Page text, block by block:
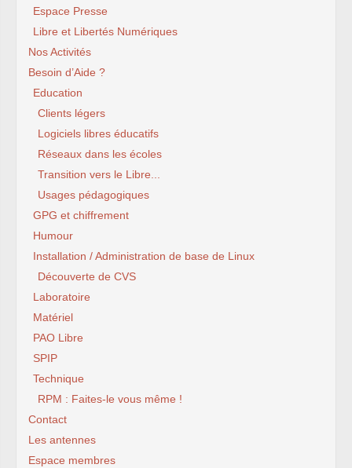
Espace Presse
Libre et Libertés Numériques
Nos Activités
Besoin d’Aide ?
Education
Clients légers
Logiciels libres éducatifs
Réseaux dans les écoles
Transition vers le Libre...
Usages pédagogiques
GPG et chiffrement
Humour
Installation / Administration de base de Linux
Découverte de CVS
Laboratoire
Matériel
PAO Libre
SPIP
Technique
RPM : Faites-le vous même !
Contact
Les antennes
Espace membres